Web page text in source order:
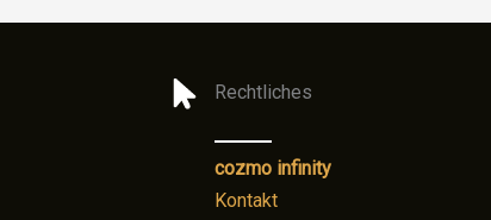
Rechtliches
cozmo infinity
Kontakt